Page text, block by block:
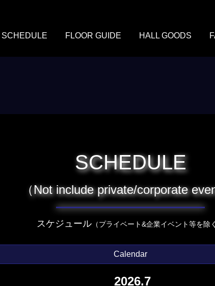
SCHEDULE FLOOR GUIDE HALL GOODS
SCHEDULE
（Not include private/corporate
スケジュール（プライベート&企業イベント等を除く
Calendar
2026.7